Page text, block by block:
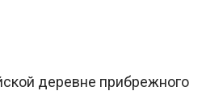
деревне прибрежного